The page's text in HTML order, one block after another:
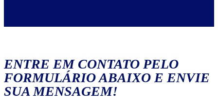
ENTRE EM CONTATO PELO
FORMULÁRIO ABAIXO E ENVIE
SUA MENSAGEM!